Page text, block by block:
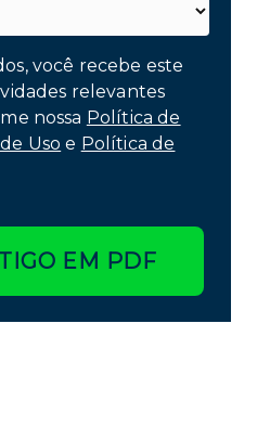
você recebe este
relevantes
nossa Política de
Uso e Política de
EM PDF